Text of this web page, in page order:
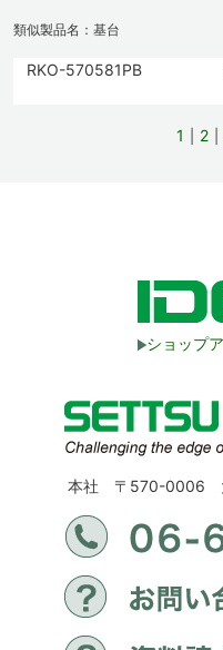
類似製品名：基台
RKO-570581PB
1 2
ショップ
本社 〒570-0006